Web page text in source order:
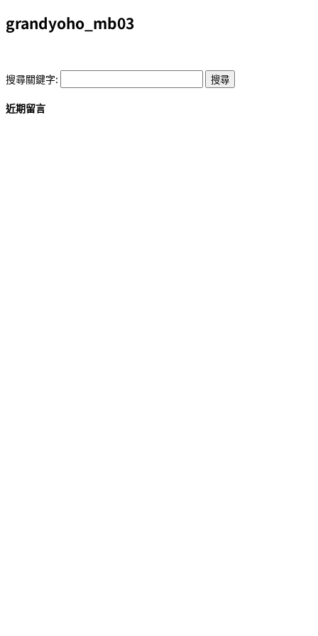
grandyoho_mb03
搜尋關鍵字:
近期留言